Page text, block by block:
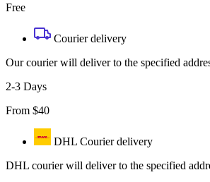
Free
Courier delivery
Our courier will deliver to the specified
2-3 Days
From $40
DHL Courier delivery
DHL courier will deliver to the specified